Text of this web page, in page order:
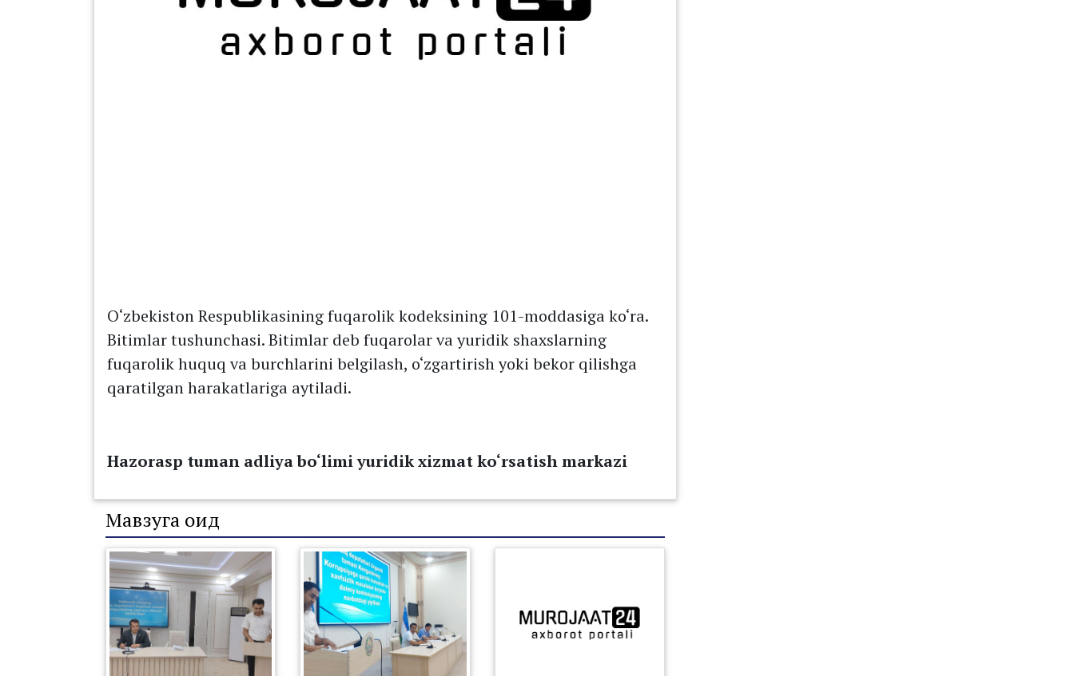
O‘zbekiston Respublikasining fuqarolik kodeksining 101-moddasiga ko‘ra.
Bitimlar tushunchasi. Bitimlar deb fuqarolar va yuridik shaxslarning
fuqarolik huquq va burchlarini belgilash, o‘zgartirish yoki bekor qilishga
qaratilgan harakatlariga aytiladi.
Hazorasp tuman adliya bo‘limi yuridik xizmat ko‘rsatish markazi
Мавзуга оид